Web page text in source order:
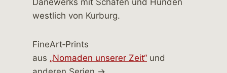
FineArt‑Prints
aus „Nomaden unserer Zeit“ und